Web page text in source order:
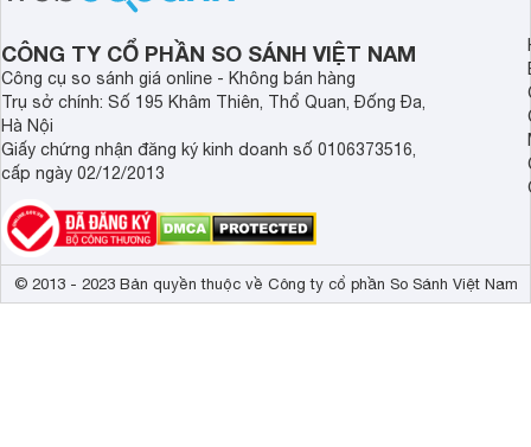
CÔNG TY CỔ PHẦN SO SÁNH VIỆT NAM
Công cụ so sánh giá online - Không bán hàng
Trụ sở chính: Số 195 Khâm Thiên, Thổ Quan, Đống Đa,
Hà Nội
Giấy chứng nhận đăng ký kinh doanh số 0106373516,
cấp ngày 02/12/2013
© 2013 - 2023 Bản quyền thuộc về Công ty cổ phần So Sánh Việt Nam